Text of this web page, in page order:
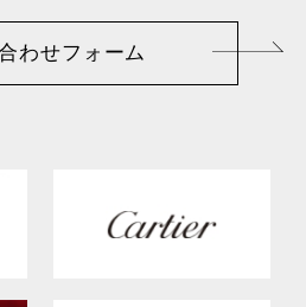
わせフォーム